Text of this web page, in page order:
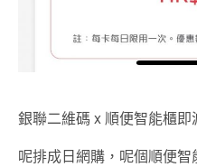
銀聯二維碼 x 順便智能櫃即
呢排成日網購，呢個順便